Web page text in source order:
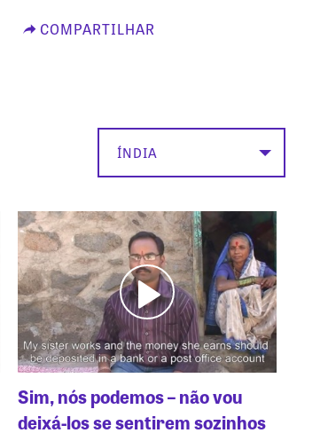
COMPARTILHAR
ÍNDIA
Sim, nós podemos – não vou
deixá-los se sentirem sozinhos